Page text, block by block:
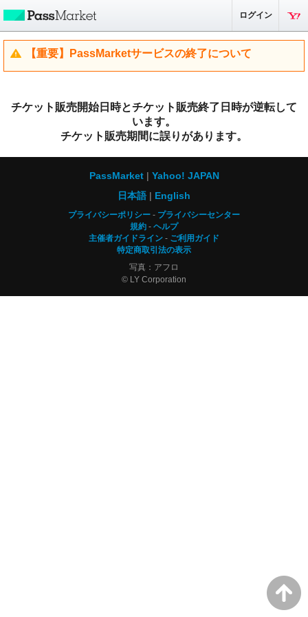
ログイン
【重要】PassMarketサービスの終了について
チケット販売開始日時とチケット販売終了日時が逆転して
います。
チケット販売期間に誤りがあります。
PassMarket
Yahoo! JAPAN
日本語
English
プライバシーポリシー
プライバシーセンター
規約
ヘルプ
主催者ガイドライン
ご利用ガイド
特定商取引法の表示
写真：アフロ
© LY Corporation